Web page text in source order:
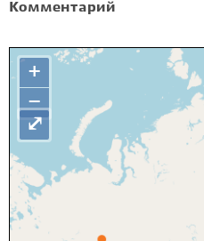
Комментарий
+
−
⤢